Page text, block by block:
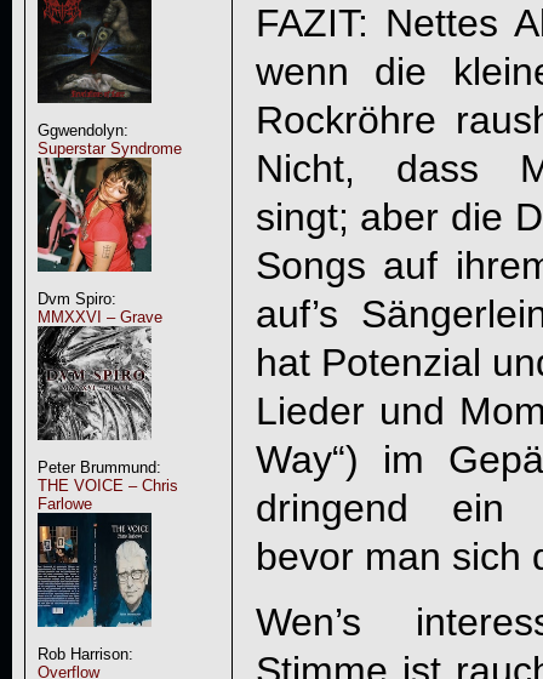
Ggwendolyn:
Superstar Syndrome
Dvm Spiro:
MMXXVI – Grave
Peter Brummund:
THE VOICE – Chris
Farlowe
Rob Harrison:
Overflow
FAZIT: Nettes
wenn die
Rockröhre
Nicht, dass
singt; aber die
Songs auf
auf’s
hat Potenzial
Lieder und
Way“) im
dringend ein
bevor man sich
Wen’s
Stimme ist